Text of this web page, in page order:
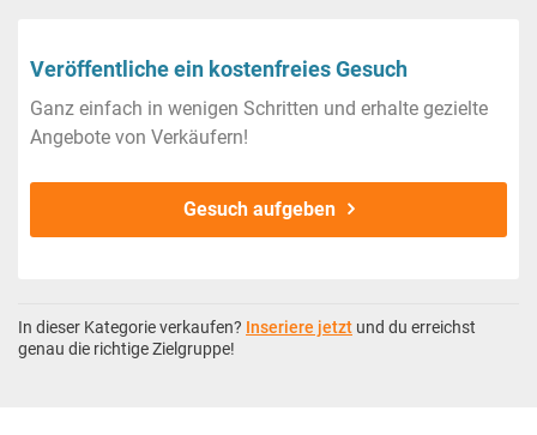
Veröffentliche ein kostenfreies Gesuch
Ganz einfach in wenigen Schritten und erhalte gezielte
Angebote von Verkäufern!
Gesuch aufgeben
In dieser Kategorie verkaufen? Inseriere jetzt und du erreichst
genau die richtige Zielgruppe!